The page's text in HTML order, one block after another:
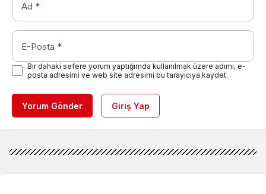
Ad *
E-Posta *
Bir dahaki sefere yorum yaptığımda kullanılmak üzere adımı, e-
posta adresimi ve web site adresimi bu tarayıcıya kaydet.
Yorum Gönder Giriş Yap